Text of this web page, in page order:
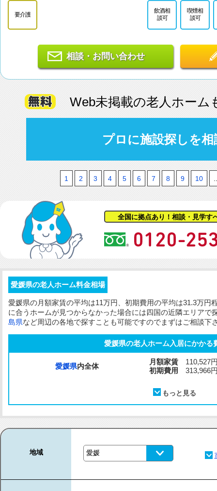
要介護
飲酒相
談可
喫煙相
談可
相談・お問い合わせ
Web未掲載の老人ホーム
プロに施設探しを
1 2 3 4 5 6 7 8 9 10
全国に拠点あり！相談・見学す
愛媛県の老人ホーム料金相場
愛媛県の月額家賃の平均は11万円、 初期費用の平均は31.3万円
に合うホームが見つからなかった場合には四国の近隣エリアで
島県など周辺の各地で探すことも可能ですのでまずはご相談下
愛媛県の老人ホーム入居にかかる
愛媛県内全体
月額家賃 110,527
初期費用
313,966
地域